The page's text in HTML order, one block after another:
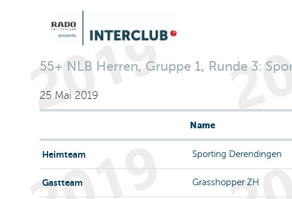
55+ NLB Herren, Gruppe 1, Runde 3:
25 Mai 2019
Name
Heimteam Sporting Derendingen
Gastteam Grasshopper ZH